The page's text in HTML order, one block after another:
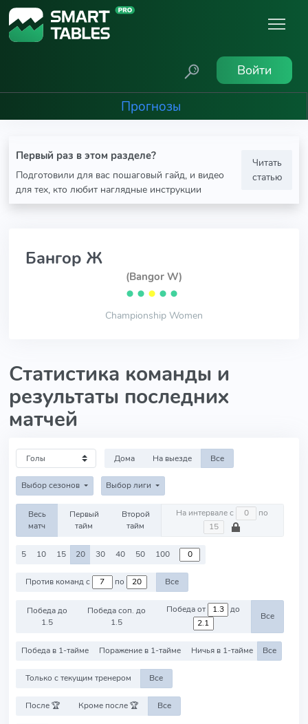
Войти
Прогнозы
Первый раз в этом разделе?
Подготовили для вас пошаговый гайд, и видео
для тех, кто любит наглядные инструкции
Читать
статью
Бангор Ж
(Bangor W)
⬤ ⬤ ⬤ ⬤ ⬤
Championship Women
Статистика команды и
результаты последних
матчей
Дома На выезде Все
Выбор сезонов Выбор лиги
Весь
матч
Первый
тайм
Второй
тайм
На интервале с по
5 10 15 20 30 40 50 100
Против команд с по Все
Победа до
1.5
Победа соп. до
1.5
Победа от до
Все
Победа в 1-тайме Поражение в 1-тайме Ничья в 1-тайме Все
Только с текущим тренером Все
После 🏆 Кроме после 🏆 Все